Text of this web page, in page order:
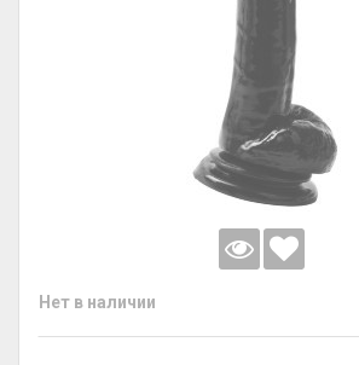
Нет в наличии